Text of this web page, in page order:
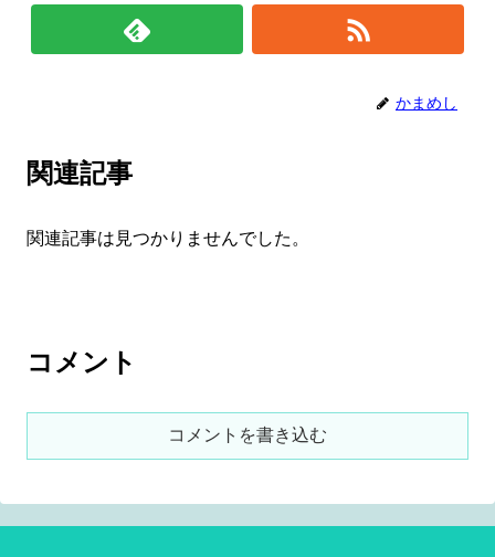
かまめし
関連記事
関連記事は見つかりませんでした。
コメント
コメントを書き込む